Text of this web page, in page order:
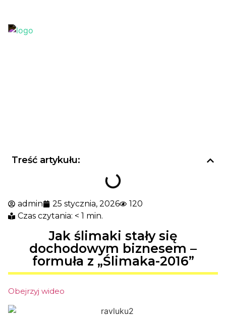
admin 25 stycznia, 2026
120
Czas czytania: < 1 min.
Jak ślimaki stały się
dochodowym biznesem –
formuła z „Ślimaka-2016”
Obejrzyj wideo
Treść artykułu: